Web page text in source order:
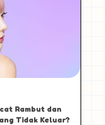
Rambut dan
Tidak Keluar?